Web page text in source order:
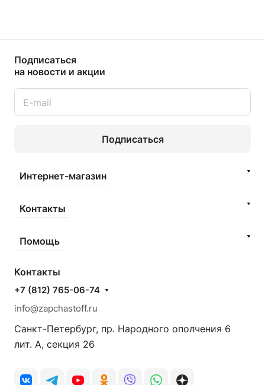
Подписаться
на новости и акции
Подписаться
Интернет-магазин
Контакты
Помощь
Контакты
+7 (812) 765-06-74
info@zapchastoff.ru
Санкт-Петербург, пр. Народного ополчения 6
лит. А, секция 26